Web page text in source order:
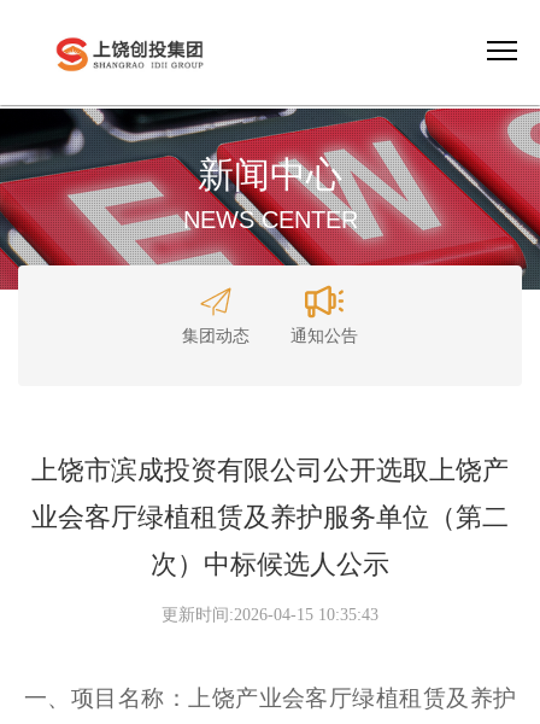
新闻中心
NEWS CENTER
集团动态 通知公告
上饶市滨成投资有限公司公开选取上饶产
业会客厅绿植租赁及养护服务单位（第二
次）中标候选人公示
更新时间:2026-04-15 10:35:43
一、项目名称：
上饶产业会客厅绿植租赁及养护